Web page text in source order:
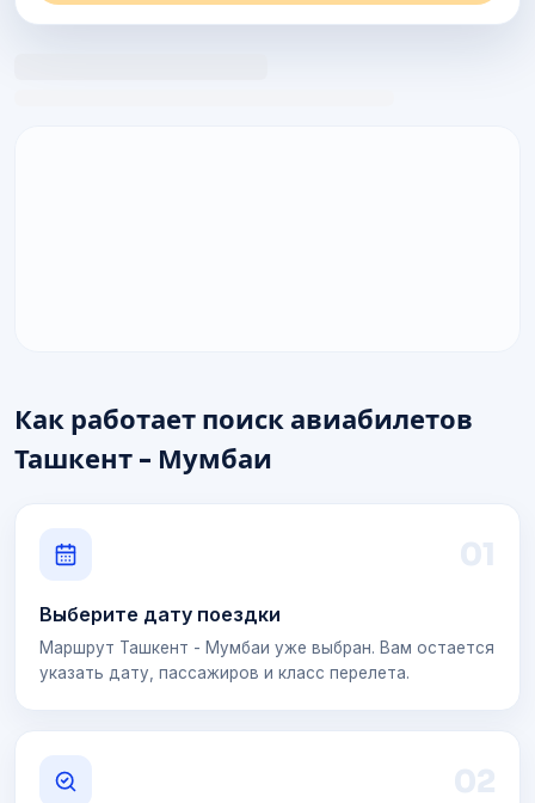
Как работает поиск авиабилетов
Ташкент - Мумбаи
01
Выберите дату поездки
Маршрут Ташкент - Мумбаи уже выбран. Вам остается
указать дату, пассажиров и класс перелета.
02